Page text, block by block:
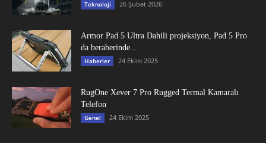
Teknoloji 26 Şubat 2026
Armor Pad 5 Ultra Dahili projeksiyon, Pad 5 Pro
da beraberinde...
Haberler 24 Ekim 2025
RugOne Xever 7 Pro Rugged Termal Kamaralı
Telefon
Genel 24 Ekim 2025